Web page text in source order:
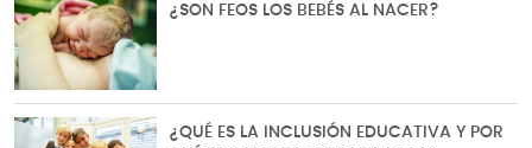
¿SON FEOS LOS BEBÉS AL NACER?
¿QUÉ ES LA INCLUSIÓN EDUCATIVA Y POR